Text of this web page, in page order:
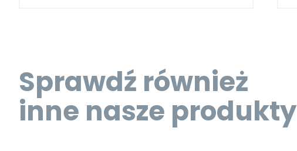
Sprawdź również
inne nasze produkty